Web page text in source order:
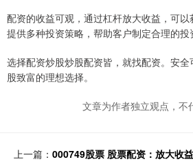
配资的收益可观，通过杠杆放大收益，可
提供多种投资策略，帮助客户制定合理的投
选择配资炒股炒股配资皆，就找配资。安
股致富的理想选择。
文章为作者独立观点，不
上一篇： 000749股票 股票配资：放大收